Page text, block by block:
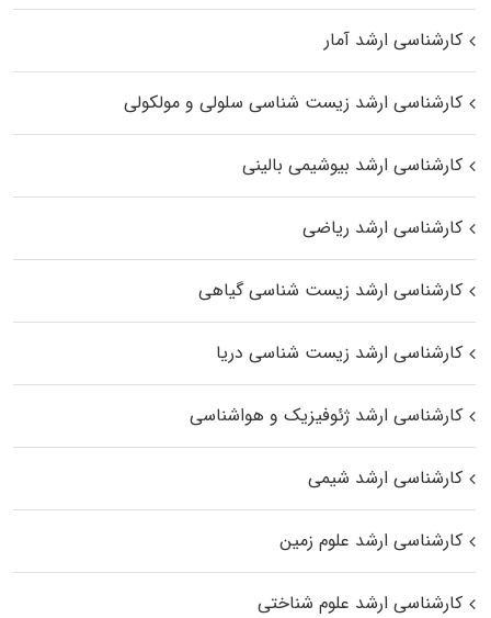
کارشناسی ارشد آمار
کارشناسی ارشد زیست شناسی سلولی و مولکولی
کارشناسی ارشد بیوشیمی بالینی
کارشناسی ارشد ریاضی
کارشناسی ارشد زیست‌ شناسی گیاهی
کارشناسی ارشد زیست‌ شناسی دریا
کارشناسی ارشد ژئوفیزیک و هواشناسی
کارشناسی ارشد شیمی
کارشناسی ارشد علوم زمین
کارشناسی ارشد علوم شناختی